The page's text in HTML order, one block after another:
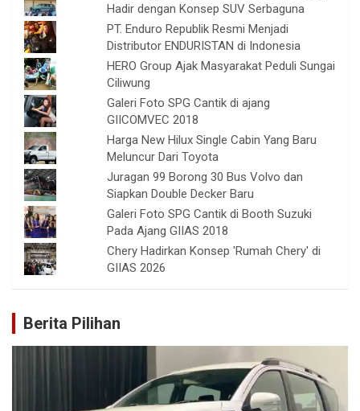
Hadir dengan Konsep SUV Serbaguna
PT. Enduro Republik Resmi Menjadi
Distributor ENDURISTAN di Indonesia
HERO Group Ajak Masyarakat Peduli Sungai
Ciliwung
Galeri Foto SPG Cantik di ajang
GIICOMVEC 2018
Harga New Hilux Single Cabin Yang Baru
Meluncur Dari Toyota
Juragan 99 Borong 30 Bus Volvo dan
Siapkan Double Decker Baru
Galeri Foto SPG Cantik di Booth Suzuki
Pada Ajang GIIAS 2018
Chery Hadirkan Konsep 'Rumah Chery' di
GIIAS 2026
Berita Pilihan